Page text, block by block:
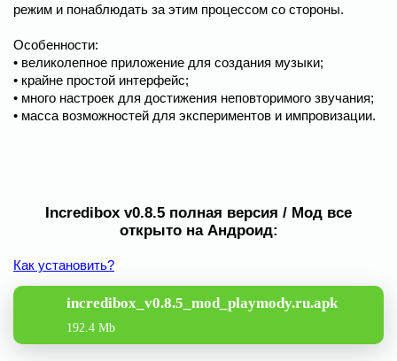
режим и понаблюдать за этим процессом со стороны.
Особенности:
• великолепное приложение для создания музыки;
• крайне простой интерфейс;
• много настроек для достижения неповторимого звучания;
• масса возможностей для экспериментов и импровизации.
Incredibox v0.8.5 полная версия / Мод все
открыто на Андроид:
Как установить?
incredibox_v0.8.5_mod_playmody.ru.apk
192.4 Mb